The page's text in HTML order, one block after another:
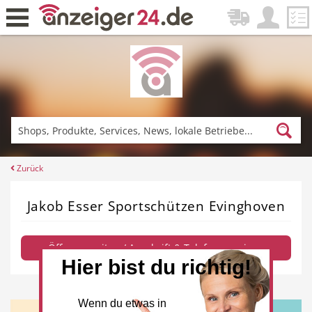
Zurück
Fitness & Sport Einkaufen
DE-News News
Zurück
Jakob Esser Sportschützen Evinghoven
Öffnungszeiten / Anschrift & Telefon anzeigen
Hier bist du richtig!
Wenn du etwas in